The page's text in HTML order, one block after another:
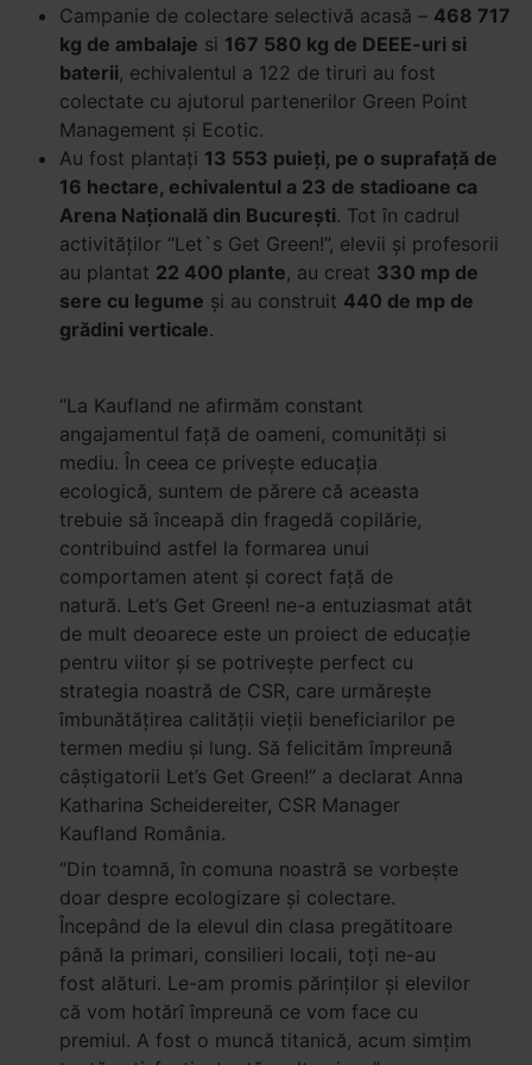
Campanie de colectare selectivă acasă – 468 717
kg de ambalaje si 167 580 kg de DEEE-uri si
baterii, echivalentul a 122 de tiruri au fost
colectate cu ajutorul partenerilor Green Point
Management și Ecotic.
Au fost plantați 13 553 puieți, pe o suprafață de
16 hectare, echivalentul a 23 de stadioane ca
Arena Națională din București. Tot în cadrul
activităților “Let`s Get Green!”, elevii și profesorii
au plantat 22 400 plante, au creat 330 mp de
sere cu legume și au construit 440 de mp de
grădini verticale.
“La Kaufland ne afirmăm constant
angajamentul față de oameni, comunități si
mediu. În ceea ce privește educaţia
ecologică, suntem de părere că aceasta
trebuie să înceapă din fragedă copilărie,
contribuind astfel la formarea unui
comportamen atent şi corect faţă de
natură. Let’s Get Green! ne-a entuziasmat atât
de mult deoarece este un proiect de educație
pentru viitor și se potrivește perfect cu
strategia noastră de CSR, care urmărește
îmbunătățirea calității vieții beneficiarilor pe
termen mediu și lung. Să felicităm împreună
câștigatorii Let’s Get Green!” a declarat Anna
Katharina Scheidereiter, CSR Manager
Kaufland România.
“Din toamnă, în comuna noastră se vorbește
doar despre ecologizare și colectare.
Începând de la elevul din clasa pregătitoare
până la primari, consilieri locali, toți ne-au
fost alături. Le-am promis părinților și elevilor
că vom hotărî împreună ce vom face cu
premiul. A fost o muncă titanică, acum simțim